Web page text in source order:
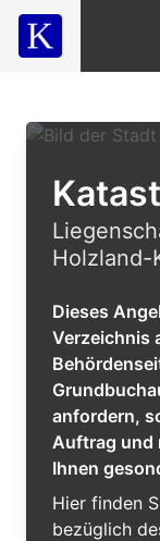
Holzland-
Dieses
Verzeichnis
anfordern,
Auftrag und
Ihnen
Hier finden
bezüglich